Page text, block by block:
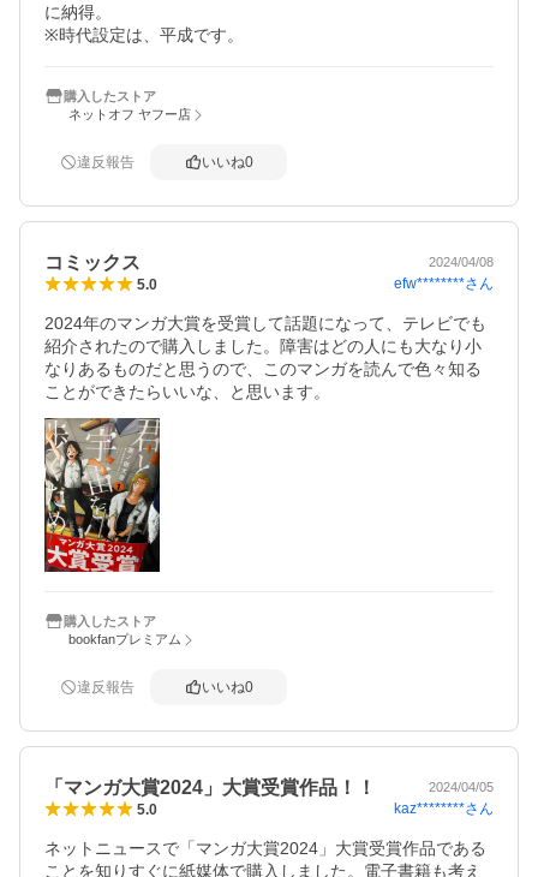
に納得。
※時代設定は、平成です。
購入したストア
ネットオフ ヤフー店
違反報告 いいね0
コミックス 2024/04/08
5.0 efw********さん
2024年のマンガ大賞を受賞して話題になって、テレビでも
紹介されたので購入しました。障害はどの人にも大なり小
なりあるものだと思うので、このマンガを読んで色々知る
ことができたらいいな、と思います。
購入したストア
bookfanプレミアム
違反報告 いいね0
「マンガ大賞2024」大賞受賞作品！！ 2024/04/05
5.0 kaz********さん
ネットニュースで「マンガ大賞2024」大賞受賞作品である
ことを知りすぐに紙媒体で購入しました。電子書籍も考え